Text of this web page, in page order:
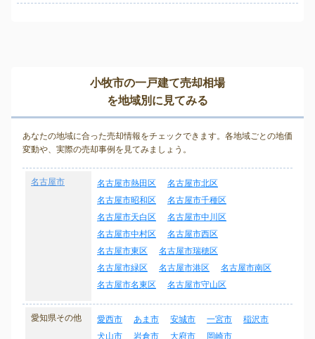
小牧市の一戸建て売却相場
を地域別に見てみる
あなたの地域に合った売却情報をチェックできます。各地域ごとの地価
変動や、実際の売却事例を見てみましょう。
名古屋市 名古屋市熱田区
名古屋市北区
名古屋市昭和区
名古屋市千種区
名古屋市天白区
名古屋市中川区
名古屋市中村区
名古屋市西区
名古屋市東区
名古屋市瑞穂区
名古屋市緑区
名古屋市港区
名古屋市南区
名古屋市名東区
名古屋市守山区
愛知県その他 愛西市 あま市 安城市 一宮市
稲沢市
犬山市
岩倉市 大府市
岡崎市